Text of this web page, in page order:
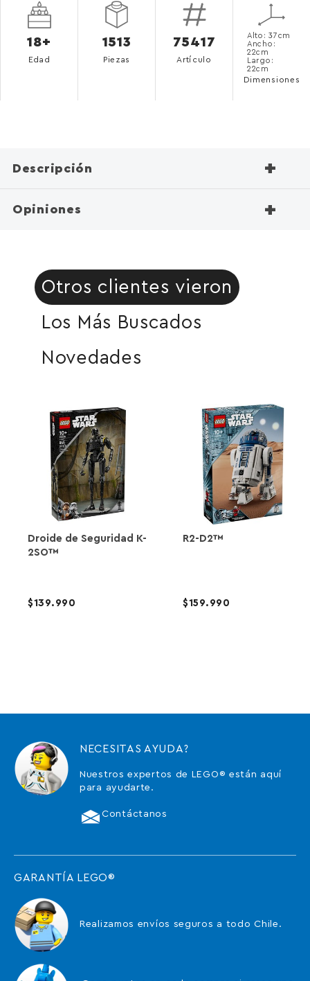
18+
Edad
1513
Piezas
75417
Artículo
Alto: 37cm
Ancho:
22cm
Largo:
22cm
Dimensiones
Descripción +
Opiniones +
Otros clientes vieron
Los Más Buscados
Novedades
Droide de Seguridad K-
2SO™
139.990
R2-D2™
159.990
NECESITAS AYUDA?
Nuestros expertos de LEGO® están aquí
para ayudarte.
Contáctanos
GARANTÍA LEGO®
Realizamos envíos seguros a todo Chile.